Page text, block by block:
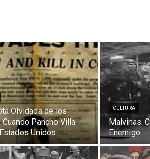
Olvidada de los
Cuando Pancho Villa
Unidos
CULTURA
Malvinas:
Enemigo